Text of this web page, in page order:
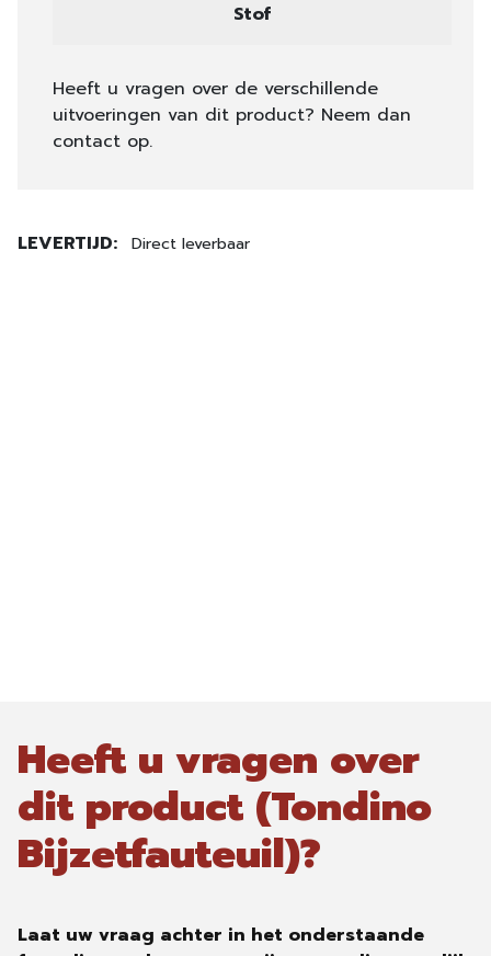
Stof
Heeft u vragen over de verschillende
uitvoeringen van dit product? Neem dan
contact op.
LEVERTIJD: Direct leverbaar
Heeft u vragen over
dit product (Tondino
Bijzetfauteuil)?
Laat uw vraag achter in het onderstaande